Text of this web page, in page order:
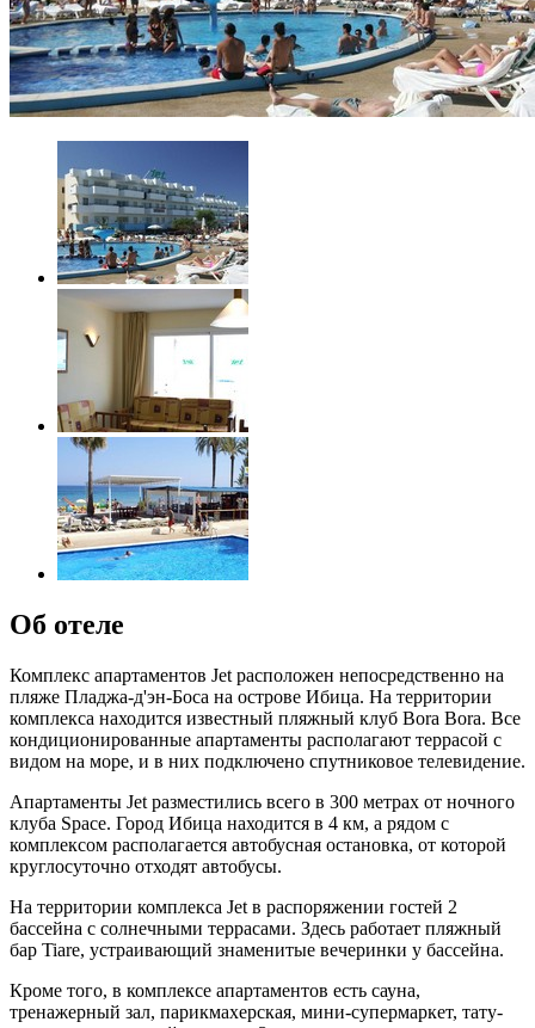
Об отеле
Комплекс апартаментов Jet расположен непосредственно на
пляже Пладжа-д'эн-Боса на острове Ибица. На территории
комплекса находится известный пляжный клуб Bora Bora. Все
кондиционированные апартаменты располагают террасой с
видом на море, и в них подключено спутниковое телевидение.
Апартаменты Jet разместились всего в 300 метрах от ночного
клуба Space. Город Ибица находится в 4 км, а рядом с
комплексом располагается автобусная остановка, от которой
круглосуточно отходят автобусы.
На территории комплекса Jet в распоряжении гостей 2
бассейна с солнечными террасами. Здесь работает пляжный
бар Tiare, устраивающий знаменитые вечеринки у бассейна.
Кроме того, в комплексе апартаментов есть сауна,
тренажерный зал, парикмахерская, мини-супермаркет, тату-